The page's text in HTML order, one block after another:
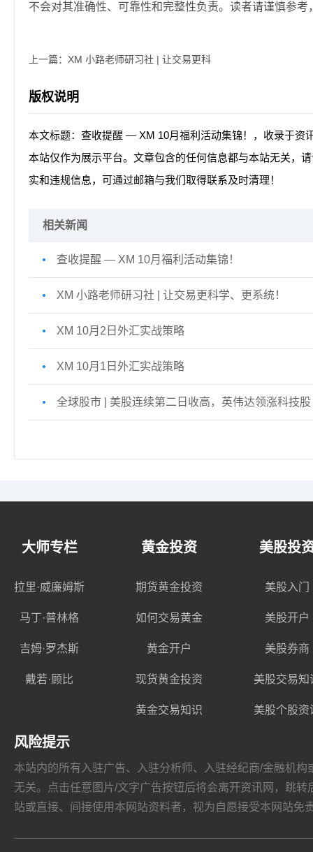
不会对其准确性、可靠性和完整性负责。读者请谨慎参
上一篇： XM 小路老师研习社 | 让交易更科
版权说明
本文标题：查收提醒 — XM 10月福利活动集锦！，收录于资
本站仅作为展示平台。文章包含的任何信息都与本站无关，
实和违规信息，可通过邮箱与我们取得联系及时清理！
相关新闻
查收提醒 — XM 10月福利活动集锦！
XM 小路老师研习社 | 让交易更科学、更系统！
XM 10月2日外汇实战策略
XM 10月1日外汇实战策略
全球股市 | 美股连续第二日收高，英伟达领涨科技股
大师专栏
拉里·威廉姆斯
马丁·普林格
吉姆·罗杰斯
戴若·顾比
黄金投资
期货黄金投资
如何交易黄金
黄金开户
现货黄金投资
黄金交易知识
美股投
美股入门
美股开户
美股券商
美股交易知
美股个股资
风险提示
本站内的所有入驻广告、入驻分析师、入驻经纪商/金融机
无关。点击任意图片/文字广告按钮后将会离开资讯网，跳
站或直接、间接使用本网站资料者，视为自愿接受本网站免